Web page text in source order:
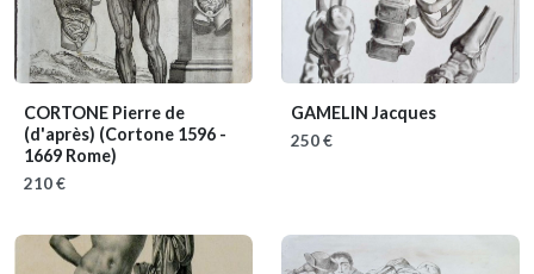
CORTONE Pierre de
(d'après) (Cortone 1596 -
1669 Rome)
210 €
GAMELIN Jacques
250 €